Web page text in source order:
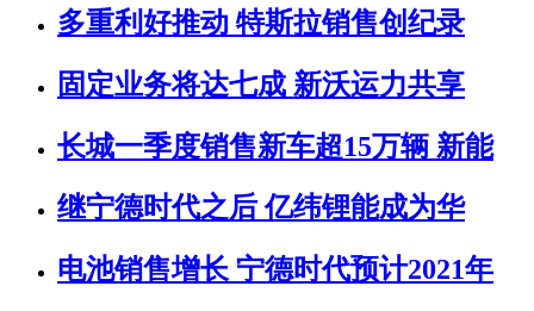
多重利好推动 特斯拉销售创纪录
固定业务将达七成 新沃运力共享
长城一季度销售新车超15万辆 新能
继宁德时代之后 亿纬锂能成为华
电池销售增长 宁德时代预计2021年